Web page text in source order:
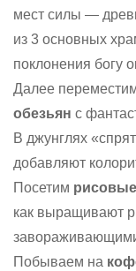
мест силы —
из 3 основных
поклонения богу
Далее
обезьян с
В джунглях
добавляют
Посетим
как выращивают
Побываем на